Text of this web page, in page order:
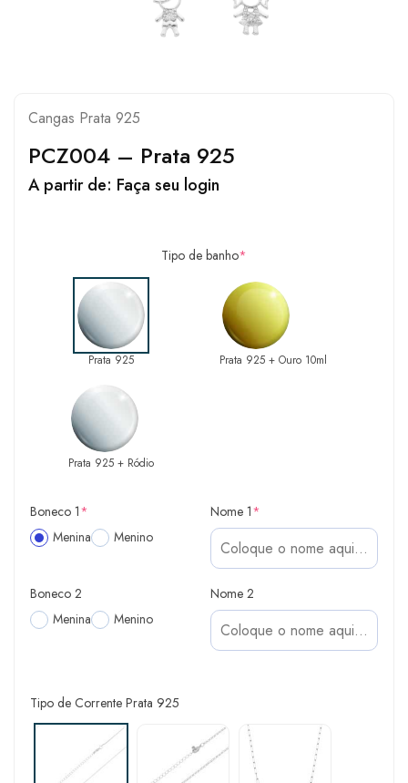
Cangas Prata 925
PCZ004 – Prata 925
A partir de: Faça seu login
Tipo de banho*
Prata 925 Prata 925 + Ouro 10ml
Prata 925 + Ródio
Boneco 1*
Menina
Menino
Nome 1*
Boneco 2
Menina
Menino
Nome 2
Tipo de Corrente Prata 925